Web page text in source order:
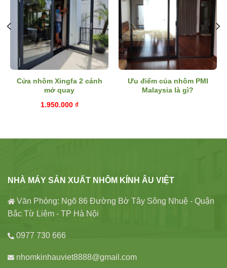
Cửa nhôm Xingfa 2 cánh
mở quay
1.950.000 ₫
Ưu điểm của nhôm PMI
Malaysia là gì?
NHÀ MÁY SẢN XUẤT NHÔM KÍNH ÂU VIỆT
Văn Phòng: Ngõ 86 Đường Bờ Tây Sông Nhuệ - Quận
Bắc Từ Liêm - TP Hà Nội
0977 730 666
nhomkinhauviet8888@gmail.com